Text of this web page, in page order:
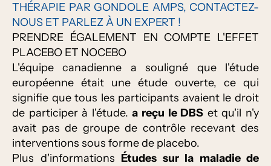
THÉRAPIE PAR GONDOLE AMPS, CONTACTEZ-
NOUS ET PARLEZ À UN EXPERT !
PRENDRE ÉGALEMENT EN COMPTE L'EFFET
PLACEBO ET NOCEBO
L'équipe canadienne a souligné que l'étude
européenne était une étude ouverte, ce qui
signifie que tous les participants avaient le droit
de participer à l'étude.a reçu le DBS et qu'il n'y
avait pas de groupe de contrôle recevant des
interventions sous forme de placebo.
Plus d'informations Études sur la maladie de